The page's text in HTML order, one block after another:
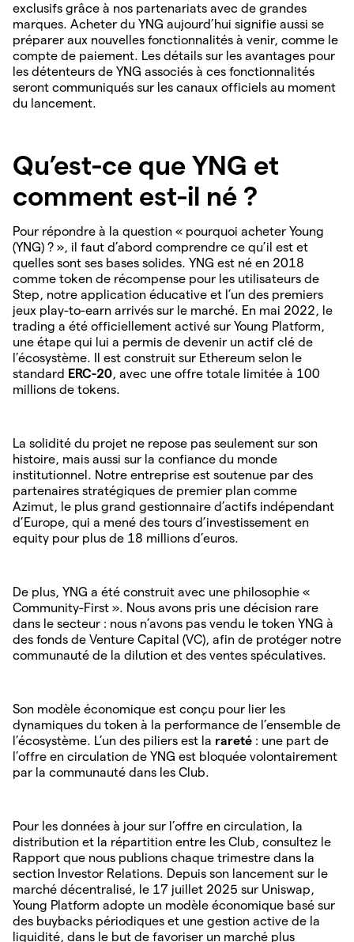
exclusifs grâce à nos partenariats avec de grandes
marques. Acheter du YNG aujourd’hui signifie aussi se
préparer aux nouvelles fonctionnalités à venir, comme le
compte de paiement. Les détails sur les avantages pour
les détenteurs de YNG associés à ces fonctionnalités
seront communiqués sur les canaux officiels au moment
du lancement.
Qu’est-ce que YNG et
comment est-il né ?
Pour répondre à la question « pourquoi acheter Young
(YNG) ? », il faut d’abord comprendre ce qu’il est et
quelles sont ses bases solides. YNG est né en 2018
comme token de récompense pour les utilisateurs de
Step, notre application éducative et l’un des premiers
jeux play-to-earn arrivés sur le marché. En mai 2022, le
trading a été officiellement activé sur Young Platform,
une étape qui lui a permis de devenir un actif clé de
l’écosystème. Il est construit sur Ethereum selon le
standard ERC-20, avec une offre totale limitée à 100
millions de tokens.
La solidité du projet ne repose pas seulement sur son
histoire, mais aussi sur la confiance du monde
institutionnel. Notre entreprise est soutenue par des
partenaires stratégiques de premier plan comme
Azimut, le plus grand gestionnaire d’actifs indépendant
d’Europe, qui a mené des tours d’investissement en
equity pour plus de 18 millions d’euros.
De plus, YNG a été construit avec une philosophie «
Community-First ». Nous avons pris une décision rare
dans le secteur : nous n’avons pas vendu le token YNG à
des fonds de Venture Capital (VC), afin de protéger notre
communauté de la dilution et des ventes spéculatives.
Son modèle économique est conçu pour lier les
dynamiques du token à la performance de l’ensemble de
l’écosystème. L’un des piliers est la rareté : une part de
l’offre en circulation de YNG est bloquée volontairement
par la communauté dans les Club.
Pour les données à jour sur l’offre en circulation, la
distribution et la répartition entre les Club, consultez le
Rapport que nous publions chaque trimestre dans la
section Investor Relations. Depuis son lancement sur le
marché décentralisé, le 17 juillet 2025 sur Uniswap,
Young Platform adopte un modèle économique basé sur
des buybacks périodiques et une gestion active de la
liquidité, dans le but de favoriser un marché plus